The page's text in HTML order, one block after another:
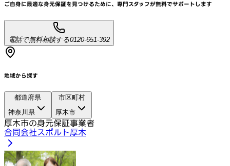
ご自身に最適な身元保証を見つけるために、 専門スタッフが無料でサポートします
電話で無料相談する0120-651-392
地域から探す
都道府県
神奈川県
市区町村
厚木市
厚木市の身元保証事業者
合同会社スポルト厚木